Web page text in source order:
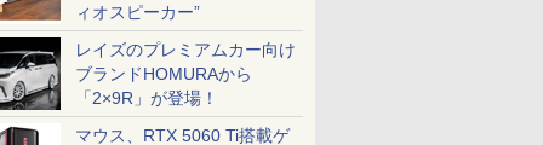
ィオスピーカー”
レイズのプレミアムカー向け
ブランドHOMURAから
「2×9R」が登場！
マウス、RTX 5060 Ti搭載ゲ